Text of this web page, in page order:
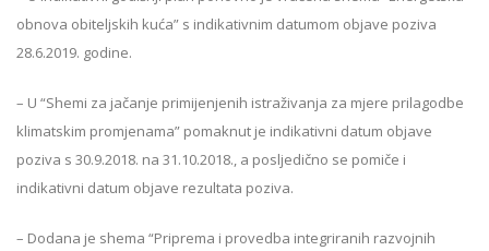
obnova obiteljskih kuća” s indikativnim datumom objave poziva
28.6.2019. godine.
– U “Shemi za jačanje primijenjenih istraživanja za mjere prilagodbe
klimatskim promjenama” pomaknut je indikativni datum objave
poziva s 30.9.2018. na 31.10.2018., a posljedično se pomiče i
indikativni datum objave rezultata poziva.
– Dodana je shema “Priprema i provedba integriranih razvojnih